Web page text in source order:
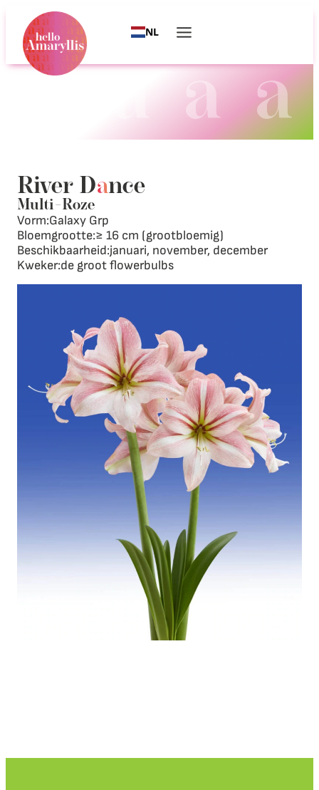
NL
River Dance
Multi–Roze
Vorm:Galaxy Grp
Bloemgrootte:≥ 16 cm (grootbloemig)
Beschikbaarheid:januari, november, december
Kweker:de groot flowerbulbs